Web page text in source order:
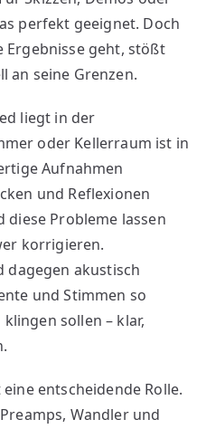
perfekt geeignet. Doch
Ergebnisse geht, stößt
an seine Grenzen.
liegt in der
oder Kellerraum ist in
Aufnahmen
und Reflexionen
diese Probleme lassen
korrigieren.
dagegen akustisch
und Stimmen so
sollen – klar,
entscheidende Rolle.
Wandler und